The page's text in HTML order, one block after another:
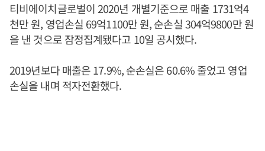
티비에이치글로벌이 2020년 개별기준으로 매출 1731억4
천만 원, 영업손실 69억1100만 원, 순손실 304억9800만 원
을 낸 것으로 잠정집계됐다고 10일 공시했다.
2019년보다 매출은 17.9%, 순손실은 60.6% 줄었고 영업
손실을 내며 적자전환했다.